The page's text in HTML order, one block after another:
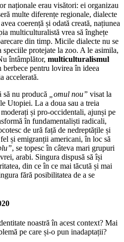
naționale erau visători: ei organizau
multe diferențe regionale, dialecte
coerență și odată creată, națiunea
multiculturalistă vrea să înghețe
din timp. Micile dialecte nu se
protejate la zoo. A le asimila,
întâmplător, multiculturalismul
berbece pentru lovirea în ideea
accelerată.
să nu producă
„omul nou” visat la
Utopiei. La a doua sau a treia
și pro-occidentali, ajunși pe
în fundamentaliști radicali,
de ură față de nedreptățile și
și emigranții americani, în loc să
, se topesc în câteva mari grupuri
arabi. Singura dispusă să își
din ce în ce mai tăcută și mai
fără posibilitatea de a se
noastră în acest context? Mai
pe care și-o pun inadaptații?